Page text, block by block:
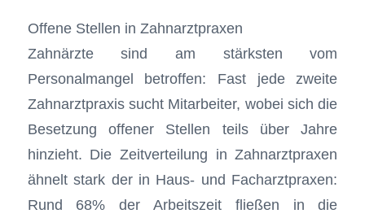
Offene Stellen in Zahnarztpraxen
Zahnärzte sind am stärksten vom
Personalmangel betroffen: Fast jede zweite
Zahnarztpraxis sucht Mitarbeiter, wobei sich die
Besetzung offener Stellen teils über Jahre
hinzieht. Die Zeitverteilung in Zahnarztpraxen
ähnelt stark der in Haus- und Facharztpraxen:
Rund 68% der Arbeitszeit fließen in die